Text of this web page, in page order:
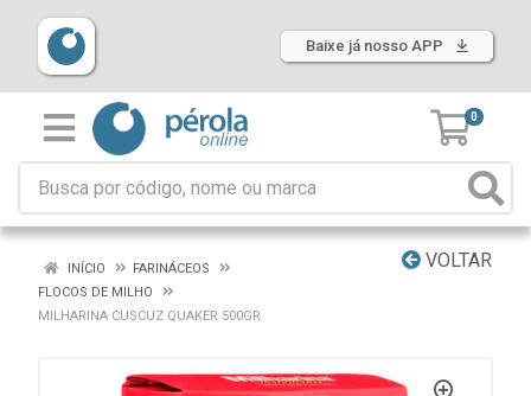
Baixe já nosso APP
0
VOLTAR
INÍCIO
FARINÁCEOS
FLOCOS DE MILHO
MILHARINA CUSCUZ QUAKER 500GR